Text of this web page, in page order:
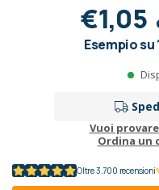
€1,05
Esempio
Vuoi
Ordina un
Oltre 3.700 recensioni